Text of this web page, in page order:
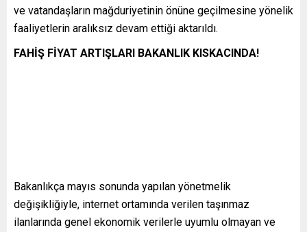
ve vatandaşların mağduriyetinin önüne geçilmesine yönelik
faaliyetlerin aralıksız devam ettiği aktarıldı.
FAHİŞ FİYAT ARTIŞLARI BAKANLIK KISKACINDA!
Bakanlıkça mayıs sonunda yapılan yönetmelik
değişikliğiyle, internet ortamında verilen taşınmaz
ilanlarında genel ekonomik verilerle uyumlu olmayan ve